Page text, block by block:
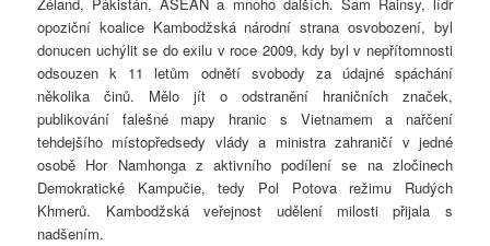
Zéland, Pákistán, ASEAN a mnoho dalších. Sam Rainsy, lídr
opoziční koalice Kambodžská národní strana osvobození, byl
donucen uchýlit se do exilu v roce 2009, kdy byl v nepřítomnosti
odsouzen k 11 letům odnětí svobody za údajné spáchání
několika činů. Mělo jít o odstranění hraničních značek,
publikování falešné mapy hranic s Vietnamem a nařčení
tehdejšího místopředsedy vlády a ministra zahraničí v jedné
osobě Hor Namhonga z aktivního podílení se na zločinech
Demokratické Kampučie, tedy Pol Potova režimu Rudých
Khmerů. Kambodžská veřejnost udělení milosti přijala s
nadšením.